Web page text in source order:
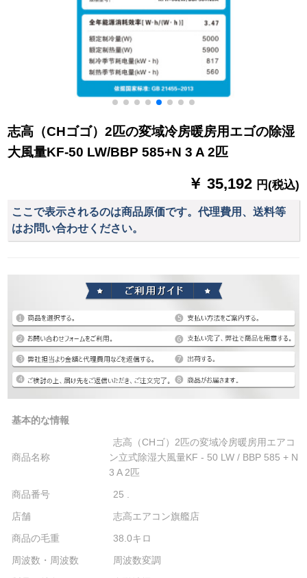
志高（CHゴゴ）2匹の変域冷房暖房用エゴの除湿
大風量KF-50 LW/BBP 585+N 3 A 2匹
￥ 35,192 円(税込)
ここで表示されるのは商品原価です。代理費用、送料等
はお問い合わせください。
基本的な情報
商品名称
志高（CHゴ）2匹の変域冷房暖房用エアコ
ン立式除湿大風量KF - 50 LW / BBP 585 + N
3 A 2匹
商品番号
25 .
店舗
志高エアコン旗艦店
商品の毛重
38.0キロ
周波数・周波数
周波数変調